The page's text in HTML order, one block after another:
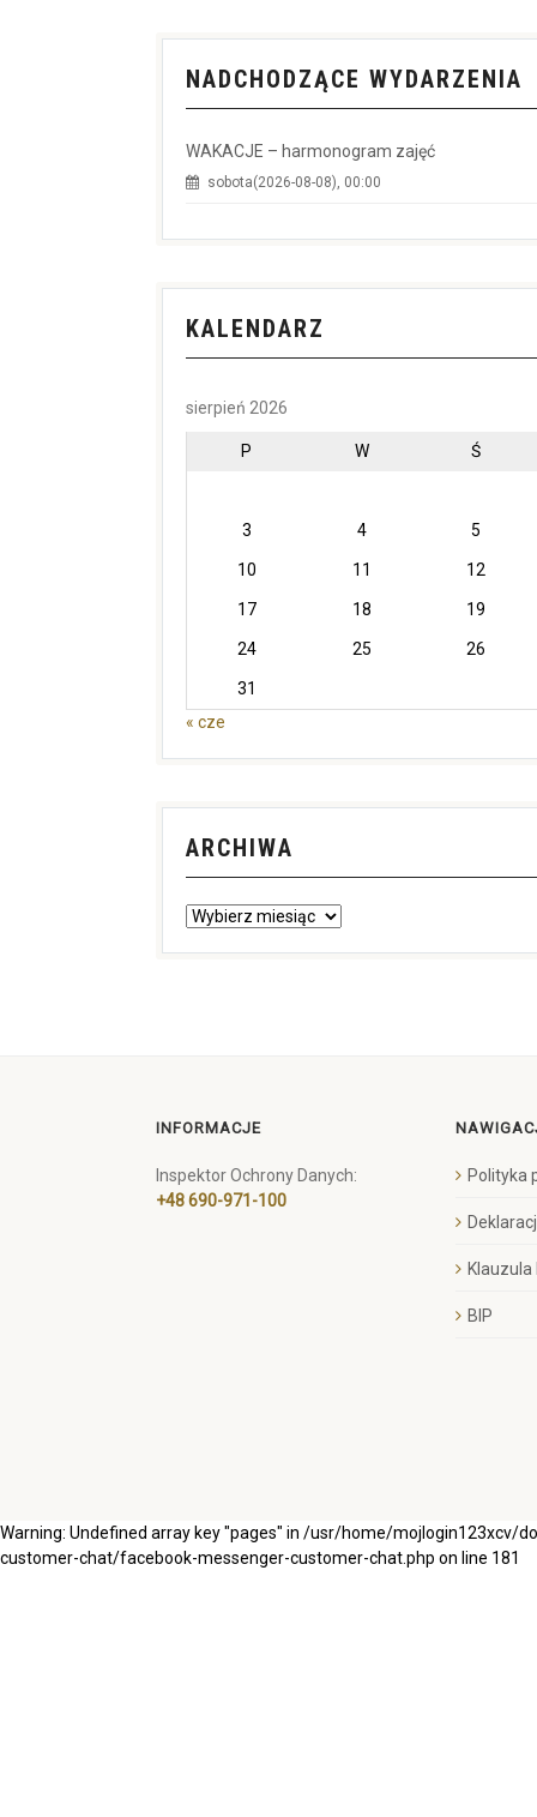
NADCHODZĄCE WYDARZENIA
WAKACJE – harmonogram zajęć
sobota(2026-08-08), 00:00
KALENDARZ
sierpień 2026
P W Ś
3 4 5
10 11 12
17 18 19
24 25 26
31
« cze
ARCHIWA
INFORMACJE
Inspektor Ochrony Danych:
+48 690-971-100
Polityka
BIP
Warning: Undefined array key "pages" in /usr/home/
customer-chat/facebook-messenger-customer-chat.php on line 181